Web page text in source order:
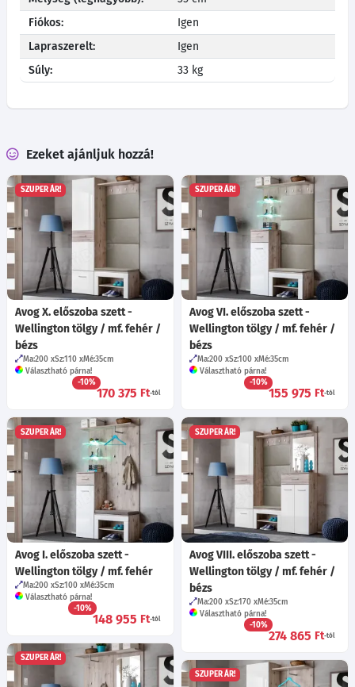
Fiókos:
Igen
Lapraszerelt:
Igen
Súly:
33 kg
Ezeket ajánljuk hozzá!
SZUPER ÁR!
Avog X. előszoba szett -
Wellington tölgy / mf. fehér /
bézs
Ma:200 Sz:110 Mé:35cm
Választható párna!
-10%
170 375 Ft-tól
SZUPER ÁR!
Avog VI. előszoba szett -
Wellington tölgy / mf. fehér /
bézs
Ma:200 Sz:100 Mé:35cm
Választható párna!
-10%
155 975 Ft-tól
SZUPER ÁR!
Avog I. előszoba szett -
Wellington tölgy / mf. fehér
Ma:200 Sz:100 Mé:35cm
Választható párna!
-10%
148 955 Ft-tól
SZUPER ÁR!
Avog VIII. előszoba szett -
Wellington tölgy / mf. fehér /
bézs
Ma:200 Sz:170 Mé:35cm
Választható párna!
-10%
274 865 Ft-tól
SZUPER ÁR!
SZUPER ÁR!